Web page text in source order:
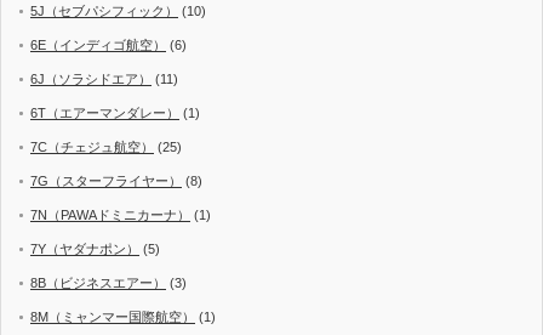
5J（セブパシフィック） (10)
6E（インディゴ航空） (6)
6J（ソラシドエア） (11)
6T（エアーマンダレー） (1)
7C（チェジュ航空） (25)
7G（スターフライヤー） (8)
7N（PAWAドミニカーナ） (1)
7Y（ヤダナポン） (5)
8B（ビジネスエアー） (3)
8M（ミャンマー国際航空） (1)